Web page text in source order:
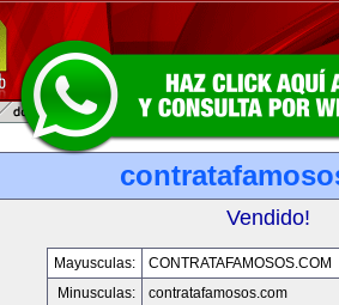
Vendido!
Mayusculas:
CONTRATAFAMOSOS.COM
Minusculas:
contratafamosos.com